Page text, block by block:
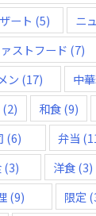
ート (5) ニ
ストフード (7)
ン (17) 中
(2) 和食(9)
(6) 弁当
(3) 洋食(3)
(9) 限定